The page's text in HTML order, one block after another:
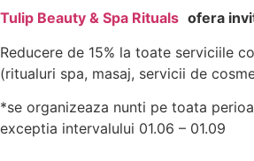
Tulip Beauty & Spa Rituals ofera
Reducere de 15% la toate serviciile
(ritualuri spa, masaj, servicii de
*se organizeaza nunti pe toata
exceptia intervalului 01.06 – 01.09